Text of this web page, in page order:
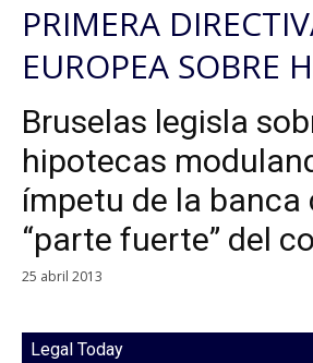
PRIMERA
EUROPEA SOBRE
Bruselas legisla
hipotecas
ímpetu de la banca
“parte fuerte” del
25 abril 2013
Legal Today